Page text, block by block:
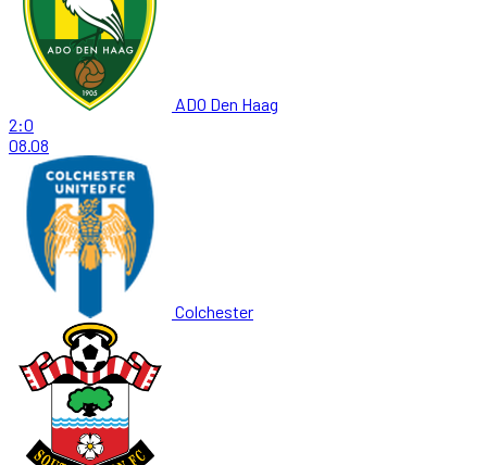
ADO Den Haag
2:0
08.08
Colchester